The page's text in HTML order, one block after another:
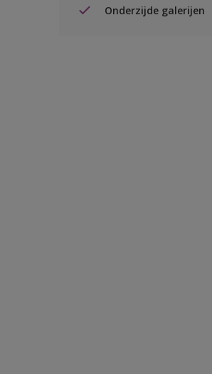
Onderzijde galerijen